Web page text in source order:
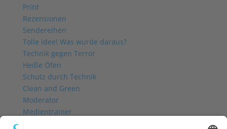
Print
Rezensionen
Sendereihen
Tolle Idee! Was wurde daraus?
Technik gegen Terror
Heiße Öfen
Schutz durch Technik
Clean and Green
Moderator
Medientrainer